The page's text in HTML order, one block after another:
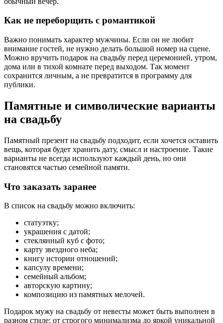
Как не переборщить с романтикой
Важно понимать характер мужчины. Если он не любит
внимание гостей, не нужно делать большой номер на сцене.
Можно вручить подарок на свадьбу перед церемонией, утром,
дома или в тихой комнате перед выходом. Так момент
сохранится личным, а не превратится в программу для
публики.
Памятные и символические варианты
на свадьбу
Памятный презент на свадьбу подходит, если хочется оставить
вещь, которая будет хранить дату, смысл и настроение. Такие
варианты не всегда используют каждый день, но они
становятся частью семейной памяти.
Что заказать заранее
В список на свадьбу можно включить:
статуэтку;
украшения с датой;
стеклянный куб с фото;
карту звездного неба;
книгу истории отношений;
капсулу времени;
семейный альбом;
авторскую картину;
композицию из памятных мелочей.
Подарок мужу на свадьбу от невесты может быть выполнен в
разном стиле: от строгого минимализма до яркой уникальной